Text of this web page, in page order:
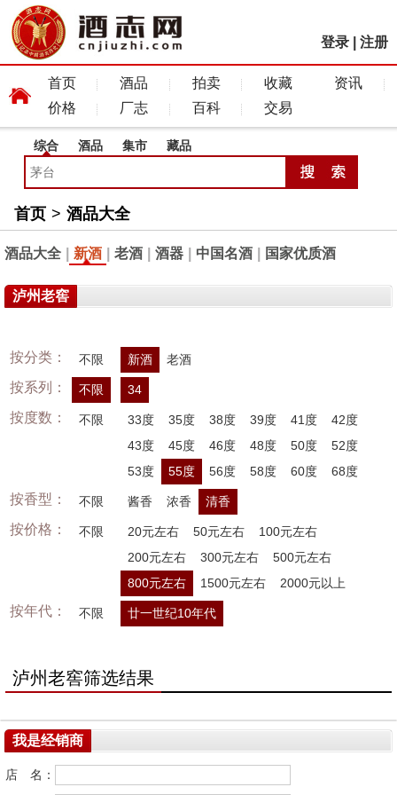
登录 注册
首页 酒品 拍卖 收藏
资讯
价格
厂志 百科 交易
综合 酒品 集市 藏品
首页 > 酒品大全
酒品大全 新酒 老酒 酒器 中国名酒 国家优质酒
泸州老窖
按分类： 不限 新酒 老酒
按系列： 不限 34
按度数： 不限 33度 35度 38度 39度 41度
42度
43度
45度 46度 48度 50度
52度
53度
55度 56度 58度 60度 68度
按香型： 不限 酱香 浓香 清香
按价格： 不限 20元左右 50元左右
100元左右
200元左右
300元左右
500元左右
800元左右
1500元左右 2000元以上
按年代： 不限 廿一世纪10年代
泸州老窖筛选结果
我是经销商
店 名：